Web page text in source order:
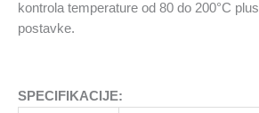
kontrola temperature od 80 do 200°C
postavke.
SPECIFIKACIJE: